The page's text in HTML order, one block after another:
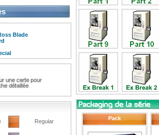
Blade
Regular Pack